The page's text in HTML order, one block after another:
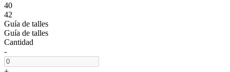
40
42
Guía de talles
Guía de talles
Cantidad
-